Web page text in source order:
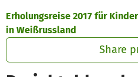
Erholungsreise 2017 für
in Weißrussland
Share